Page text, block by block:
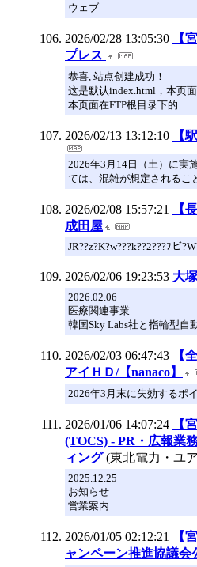
ウェブ
2026/02/28 13:05:30
【
プレス
恭喜, 站点创建成功！
这是默认index.html，本页
本页面在FTP根目录下的
2026/02/13 13:12:10 【
2026年3月14日（土）に実
ては、混雑が想定されるこ
2026/02/08 15:57:21
【
成田屋
JR??z?K?w???k??2???ﾌビ
2026/02/06 19:23:53 大
2026.02.06
医療関連事業
韓国Sky Labs社と指輪型自
2026/02/03 06:47:43
【
アイＨＤ/【nanaco】
2026年3月末に失効するポ
2026/01/06 14:07:24
【
(TOCS) - PR・広報業
ィング (東北電力・ユ
2025.12.25
お知らせ
営業案内
2026/01/05 02:12:21
【
ャンペーン推進協議会